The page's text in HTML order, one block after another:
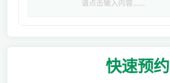
快速预约